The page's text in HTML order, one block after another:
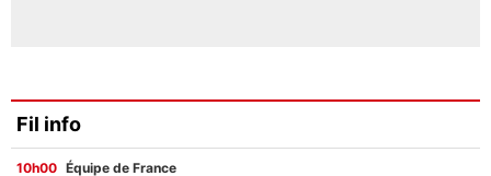
Fil info
10h00 Équipe de France